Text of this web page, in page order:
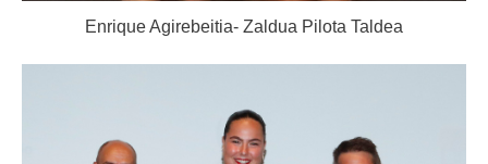
Enrique Agirebeitia- Zaldua Pilota Taldea